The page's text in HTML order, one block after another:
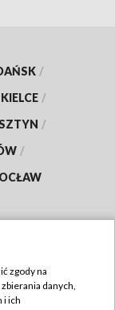
/
KIELCE /
/
/
zgody na
danych,
i ich